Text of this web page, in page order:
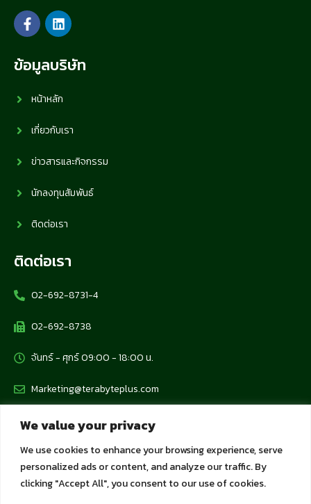
We value your privacy
We use cookies to enhance your browsing experience, serve
personalized ads or content, and analyze our traffic. By
clicking "Accept All", you consent to our use of cookies.
ข้อมูลบริษัท
หน้าหลัก
เกี่ยวกับเรา
ข่าวสารและกิจกรรม
นักลงทุนสัมพันธ์
ติดต่อเรา
ติดต่อเรา
02-692-8731-4
02-692-8738
จันทร์ - ศุกร์ 09:00 - 18:00 น.
Marketing@terabyteplus.com
นโยบายข้อมูลส่วนบุคคล
นโยบายคุ้มครองข้อมูลส่วนบุคคล